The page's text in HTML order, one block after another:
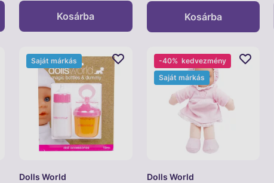
Kosárba Kosárba
Dolls World
Saját márkás
Dolls World
-40% kedvezmény
Saját márkás